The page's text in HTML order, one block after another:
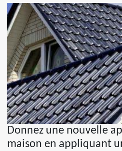
Donnez une nouvelle
maison en appliquant